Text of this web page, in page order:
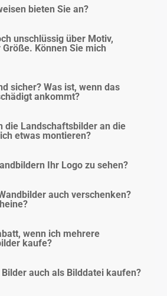
bieten Sie an?
unschlüssig über Motiv,
Können Sie mich
sicher? Was ist, wenn das
ankommt?
die Landschaftsbilder an die
etwas montieren?
Ihr Logo zu sehen?
auch verschenken?
wenn ich mehrere
kaufe?
Bilder auch als Bilddatei kaufen?